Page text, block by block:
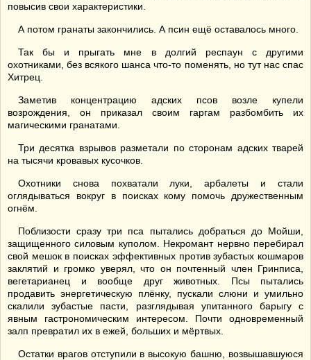
повысив свои характеристики.
А потом гранаты закончились. А псин ещё оставалось много.
Так бы и прыгать мне в долгий респаун с другими
охотниками, без всякого шанса что-то поменять, но тут нас спас
Хитрец.
Заметив концентрацию адских псов возле купели
возрождения, он приказал своим гаргам разбомбить их
магическими гранатами.
Три десятка взрывов разметали по сторонам адских тварей
на тысячи кровавых кусочков.
Охотники снова похватали луки, арбалеты и стали
оглядываться вокруг в поисках кому помочь дружественным
огнём.
Поблизости сразу три пса пытались добраться до Мойши,
защищенного силовым куполом. Некромант нервно перебирал
свой мешок в поисках эффективных против зубастых кошмаров
заклятий и громко уверял, что он почтенный член Гринписа,
вегетарианец и вообще друг животных. Псы пытались
продавить энергетическую плёнку, пускали слюни и умильно
скалили зубастые пасти, разглядывая упитанного барыгу с
явным гастрономическим интересом. Почти одновременный
залп превратил их в ежей, больших и мёртвых.
Остатки врагов отступили в высокую башню, возвышавшуюся